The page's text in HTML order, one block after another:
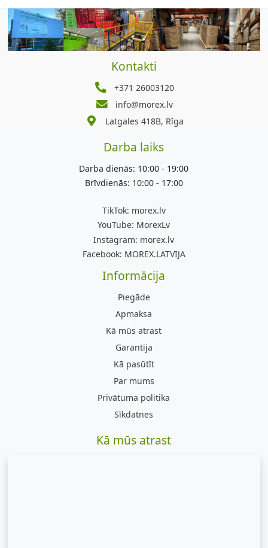
Kontakti
+371 26003120
info@morex.lv
Latgales 418B, Rīga
Darba laiks
Darba dienās: 10:00 - 19:00
Brīvdienās: 10:00 - 17:00
TikTok: morex.lv
YouTube: MorexLv
Instagram: morex.lv
Facebook: MOREX.LATVIJA
Informācija
Piegāde
Apmaksa
Kā mūs atrast
Garantija
Kā pasūtīt
Par mums
Privātuma politika
Sīkdatnes
Kā mūs atrast